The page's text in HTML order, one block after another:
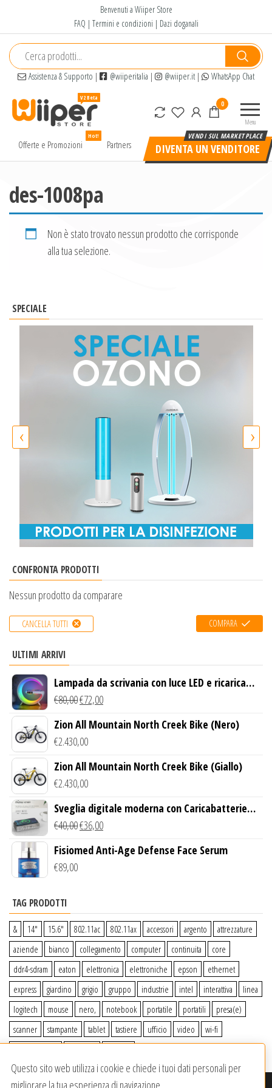
contenuto
Benvenuti a Wiiper Store
FAQ | Termini e condizioni | Dazi doganali
Assistenza & Supporto | @wiiperitalia | @wiiper.it| WhatsApp Chat
alta
Menu
0
Offerte e Promozioni
Hot!
Partners DIVENTA UN VENDITORE
des-1008pa
Non è stato trovato nessun prodotto che corrisponde
alla tua selezione.
SPECIALE
‹ ›
CONFRONTA PRODOTTI
Nessun prodotto da comparare
CANCELLA TUTTI COMPARA
ULTIMI ARRIVI
Lampada da scrivania con luce LED e ricarica
wireless
€80,00€72,00
Zion All Mountain North Creek Bike (Nero)
€2.430,00
Zion All Mountain North Creek Bike (Giallo)
€2.430,00
Sveglia digitale moderna con Caricabatterie
Wireless Qi
€40,00€36,00
Fisiomed Anti-Age Defense Face Serum
€89,00
TAG PRODOTTI
& 14″ 15.6″ 802.11ac 802.11ax accessori argento
attrezzature
aziende
bianco collegamento computer continuita
core
ddr4-sdram
eaton elettronica elettroniche epson
ethernet
express
giardino grigio gruppo industrie intel interattiva
linea
logitech
mouse nero, notebook portatile portatili
presa(e)
scanner
stampante tablet tastiere ufficio video
wi-fi
Questo sito web utilizza i cookie e chiede i tuoi dati personali per
migliorare la tua esperienza di navigazione.